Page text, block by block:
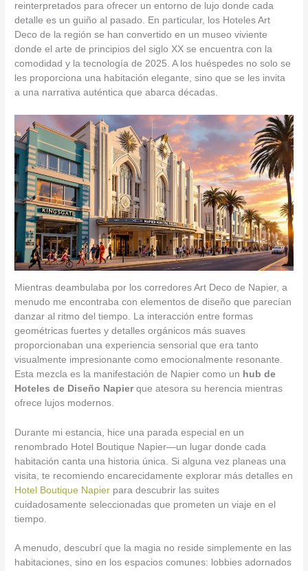
reinterpretados para ofrecer un entorno de lujo donde cada
detalle es un guiño al pasado. En particular, los Hoteles Art
Deco de la región se han convertido en un museo viviente
donde el arte de principios del siglo XX se encuentra con la
comodidad y la tecnología de 2025. A los huéspedes no solo se
les proporciona una habitación elegante, sino que se les invita
a una narrativa auténtica que abarca décadas.
Mientras deambulaba por los corredores Art Deco de Napier, a
menudo me encontraba con elementos de diseño que parecían
danzar al ritmo del tiempo. La interacción entre formas
geométricas fuertes y detalles orgánicos más suaves
proporcionaban una experiencia sensorial que era tanto
visualmente impresionante como emocionalmente resonante.
Esta mezcla es la manifestación de Napier como un hub de
Hoteles de Diseño Napierque atesora su herencia mientras
ofrece lujos modernos.
Durante mi estancia, hice una parada especial en un
renombrado Hotel Boutique Napier—un lugar donde cada
habitación canta una historia única. Si alguna vez planeas una
visita, te recomiendo encarecidamente explorar más detalles en
Hotel Boutique Napier para descubrir las suites
cuidadosamente seleccionadas que prometen un viaje en el
tiempo.
A menudo, descubrí que la magia no reside simplemente en las
habitaciones, sino en los espacios comunes: lobbies adornados